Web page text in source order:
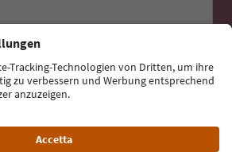
Iscriviti alla newsletter